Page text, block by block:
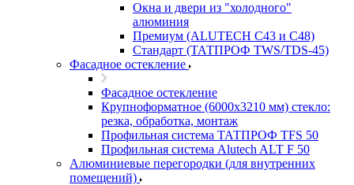
Окна и двери из "холодного"
алюминия
Премиум (ALUTECH C43 и C48)
Стандарт (ТАТПРОФ TWS/TDS-45)
Фасадное остекление
Фасадное остекление
Крупноформатное (6000x3210 мм) стекло:
резка, обработка, монтаж
Профильная система ТАТПРОФ TFS 50
Профильная система Alutech ALT F 50
Алюминиевые перегородки (для внутренних
помещений)